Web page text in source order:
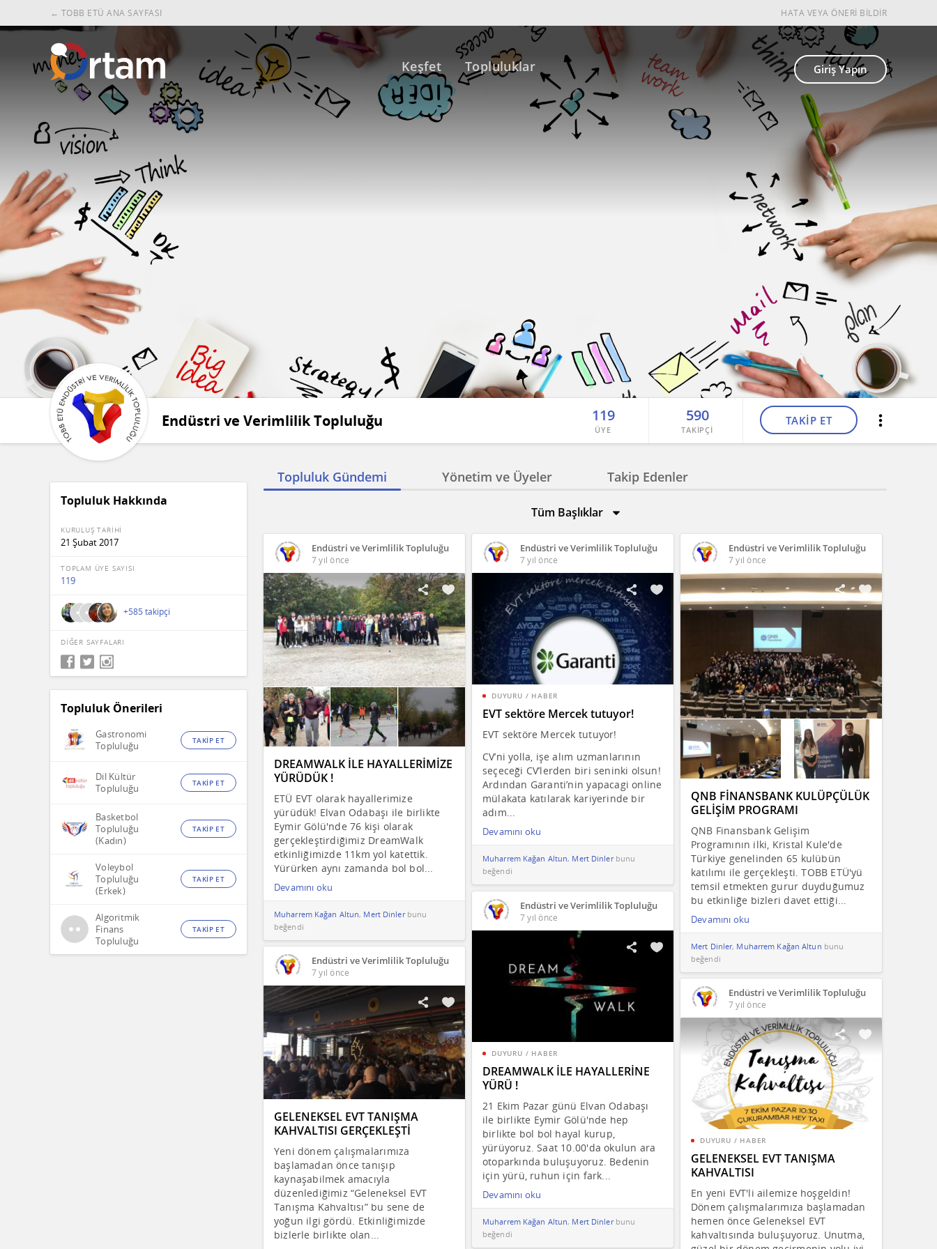
← TOBB ETÜ ANA SAYFASI HATA VEYA ÖNERİ BİLDİR
Keşfet Topluluklar
Endüstri ve Verimlilik Topluluğu 119
ÜYE
590
TAKİPÇİ
TAKİP ET
Topluluk Hakkında
KURULUŞ TARİHİ
21 Şubat 2017
TOPLAM ÜYE SAYISI
119
+585 takipçi
DİĞER SAYFALARI
Topluluk Önerileri
Gastronomi
Topluluğu
TAKİP ET
Dil Kültür
Topluluğu
TAKİP ET
Basketbol
Topluluğu
(Kadın)
TAKİP ET
Voleybol
Topluluğu
(Erkek)
TAKİP ET
Algoritmik
Finans
Topluluğu
TAKİP ET
Topluluk Gündemi Yönetim ve Üyeler Takip Edenler
Tüm Başlıklar
Endüstri ve Verimlilik Topluluğu
7 yıl önce
DREAMWALK İLE HAYALLERİMİZE
YÜRÜDÜK !
ETÜ EVT olarak hayallerimize
yürüdük! Elvan Odabaşı ile birlikte
Eymir Gölü'nde 76 kişi olarak
gerçekleştirdiğimiz DreamWalk
etkinliğimizde 11km yol katettik.
Yürürken aynı zamanda bol bol...
Devamını oku
Muharrem Kağan Altun, Mert Dinlerbunu
beğendi
Endüstri ve Verimlilik Topluluğu
7 yıl önce
DUYURU / HABER
EVT sektöre Mercek tutuyor!
EVT sektöre Mercek tutuyor!
CV’ni yolla, işe alım uzmanlarının
seçeceği CV’lerden biri seninki olsun!
Ardından Garanti’nin yapacagi online
mülakata katılarak kariyerinde bir
adım...
Devamını oku
Muharrem Kağan Altun, Mert Dinlerbunu
beğendi
Endüstri ve Verimlilik Topluluğu
7 yıl önce
QNB FİNANSBANK KULÜPÇÜLÜK
GELİŞİM PROGRAMI
QNB Finansbank Gelişim
Programının ilki, Kristal Kule'de
Türkiye genelinden 65 kulübün
katılımı ile gerçekleşti. TOBB ETÜ'yü
temsil etmekten gurur duyduğumuz
bu etkinliğe bizleri davet ettiği...
Devamını oku
Mert Dinler, Muharrem Kağan Altun bunu
beğendi
Endüstri ve Verimlilik Topluluğu
7 yıl önce
DUYURU / HABER
DREAMWALK İLE HAYALLERİNE
YÜRÜ !
21 Ekim Pazar günü Elvan Odabaşı
ile birlikte Eymir Gölü'nde hep
birlikte bol bol hayal kurup,
yürüyoruz. Saat 10.00'da okulun ara
otoparkında buluşuyoruz. Bedenin
için yürü, ruhun için fark...
Devamını oku
Muharrem Kağan Altun, Mert Dinlerbunu
beğendi
Endüstri ve Verimlilik Topluluğu
7 yıl önce
GELENEKSEL EVT TANIŞMA
KAHVALTISI GERÇEKLEŞTİ
Yeni dönem çalışmalarımıza
başlamadan önce tanışıp
kaynaşabilmek amacıyla
düzenlediğimiz “Geleneksel EVT
Tanışma Kahvaltısı” bu sene de
yoğun ilgi gördü. Etkinliğimizde
bizlerle birlikte olan...
Endüstri ve Verimlilik Topluluğu
7 yıl önce
DUYURU / HABER
GELENEKSEL EVT TANIŞMA
KAHVALTISI
En yeni EVT'li ailemize hoşgeldin!
Dönem çalışmalarımıza başlamadan
hemen önce Geleneksel EVT
kahvaltısında buluşuyoruz. Unutma,
Giriş Yapın